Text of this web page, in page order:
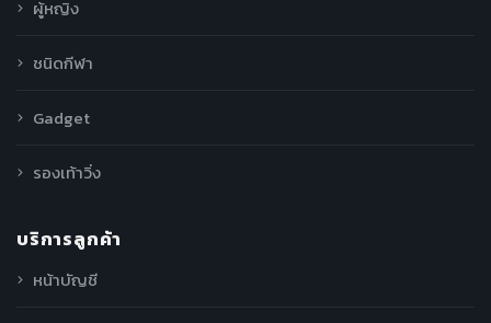
ผู้หญิง
ชนิดกีฬา
Gadget
รองเท้าวิ่ง
บริการลูกค้า
หน้าบัญชี